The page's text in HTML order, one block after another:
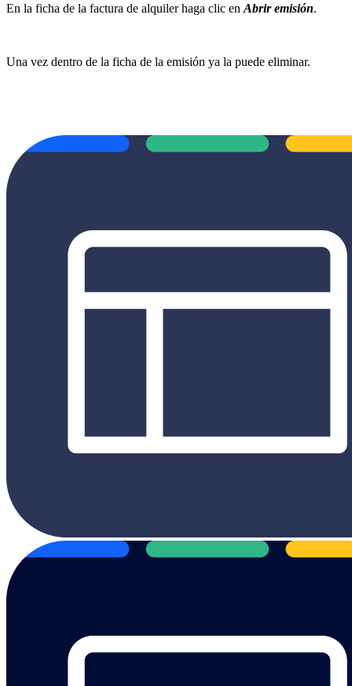
En la ficha de la factura de alquiler haga clic en Abrir emisión.
Una vez dentro de la ficha de la emisión ya la puede eliminar.